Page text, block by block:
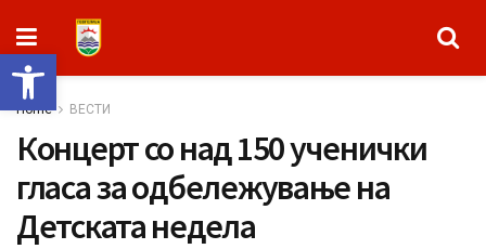
Open toolbar
Home ВЕСТИ
Концерт со над 150 ученички
гласa за одбележување на
Детската недела